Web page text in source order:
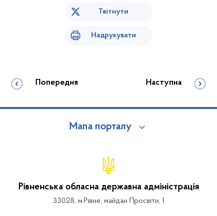
Твітнути
Надрукувати
Попередня Наступна
Мапа порталу
Рівненська обласна державна адміністрація
33028, м.Рівне, майдан Просвіти, 1